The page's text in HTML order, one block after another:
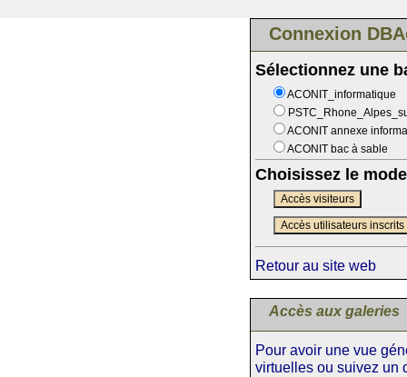
Connexion
Sélectionnez une
ACONIT_informatique
ACONIT annexe
ACONIT bac à sable
Choisissez le
Accès visiteurs
Accès utilisateurs inscrits
Retour au site web
Accès aux galeries
Pour avoir une vue
virtuelles ou suivez un